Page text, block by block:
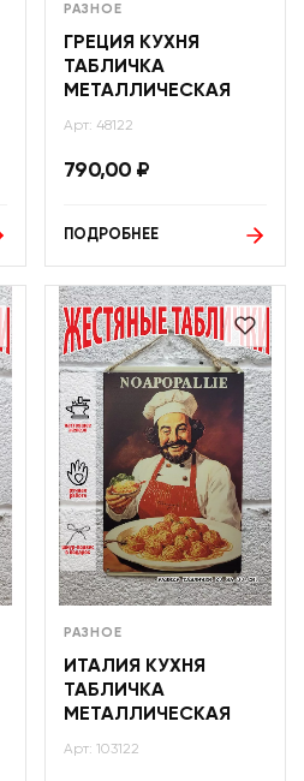
РАЗНОЕ
ГРЕЦИЯ КУХНЯ
ТАБЛИЧКА
МЕТАЛЛИЧЕСКАЯ
Арт: 48122
790,00 ₽
ПОДРОБНЕЕ
РАЗНОЕ
ИТАЛИЯ КУХНЯ
ТАБЛИЧКА
МЕТАЛЛИЧЕСКАЯ
Арт: 103122